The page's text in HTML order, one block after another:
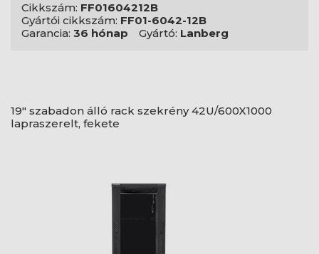
Cikkszám: FF01604212B
Gyártói cikkszám: FF01-6042-12B
Garancia: 36 hónap Gyártó: Lanberg
19" szabadon álló rack szekrény 42U/600X1000
lapraszerelt, fekete